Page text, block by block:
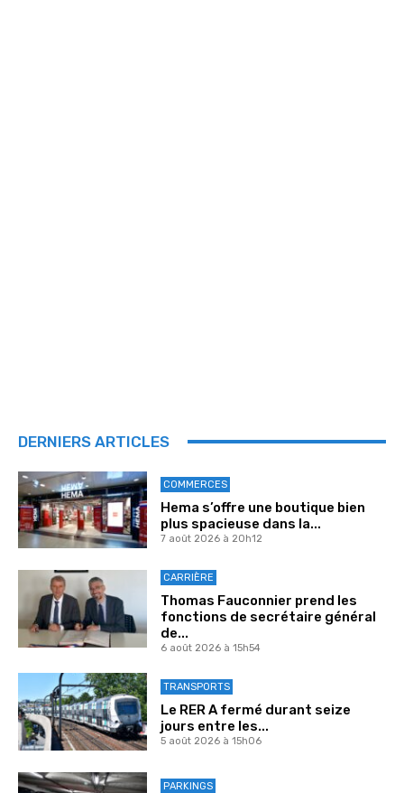
DERNIERS ARTICLES
COMMERCES
Hema s’offre une boutique bien
plus spacieuse dans la...
7 août 2026 à 20h12
CARRIÈRE
Thomas Fauconnier prend les
fonctions de secrétaire général
de...
6 août 2026 à 15h54
TRANSPORTS
Le RER A fermé durant seize
jours entre les...
5 août 2026 à 15h06
PARKINGS